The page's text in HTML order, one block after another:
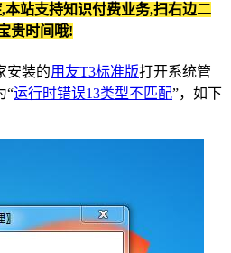
站支持知识付费业务,扫右边二
贵时间哦!
安装的用友T3标准版打开系统管
“运行时错误13类型不匹配”，如下